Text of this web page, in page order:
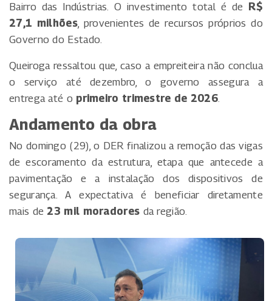
Bairro das Indústrias. O investimento total é de
R$
27,1 milhões, provenientes de recursos próprios do
Governo do Estado.
Queiroga ressaltou que, caso a empreiteira não conclua
o serviço até dezembro, o governo assegura a
entrega até o primeiro trimestre de 2026.
Andamento da obra
No domingo (29), o DER finalizou a remoção das vigas
de escoramento da estrutura, etapa que antecede a
pavimentação e a instalação dos dispositivos de
segurança. A expectativa é beneficiar diretamente
mais de 23 mil moradores da região.